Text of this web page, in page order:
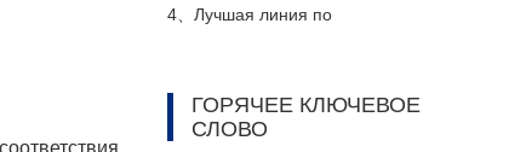
машину производитель видео
для производства санитарных
Видео
4、 Лучшая линия по
подгузников Производитель
ГОРЯЧЕЕ КЛЮЧЕВОЕ
СЛОВО